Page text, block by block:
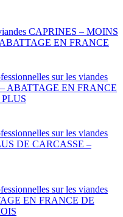
CAPRINES – MOINS
EN FRANCE
sur les viandes
ABATTAGE EN FRANCE
sur les viandes
DE CARCASSE –
sur les viandes
EN FRANCE DE